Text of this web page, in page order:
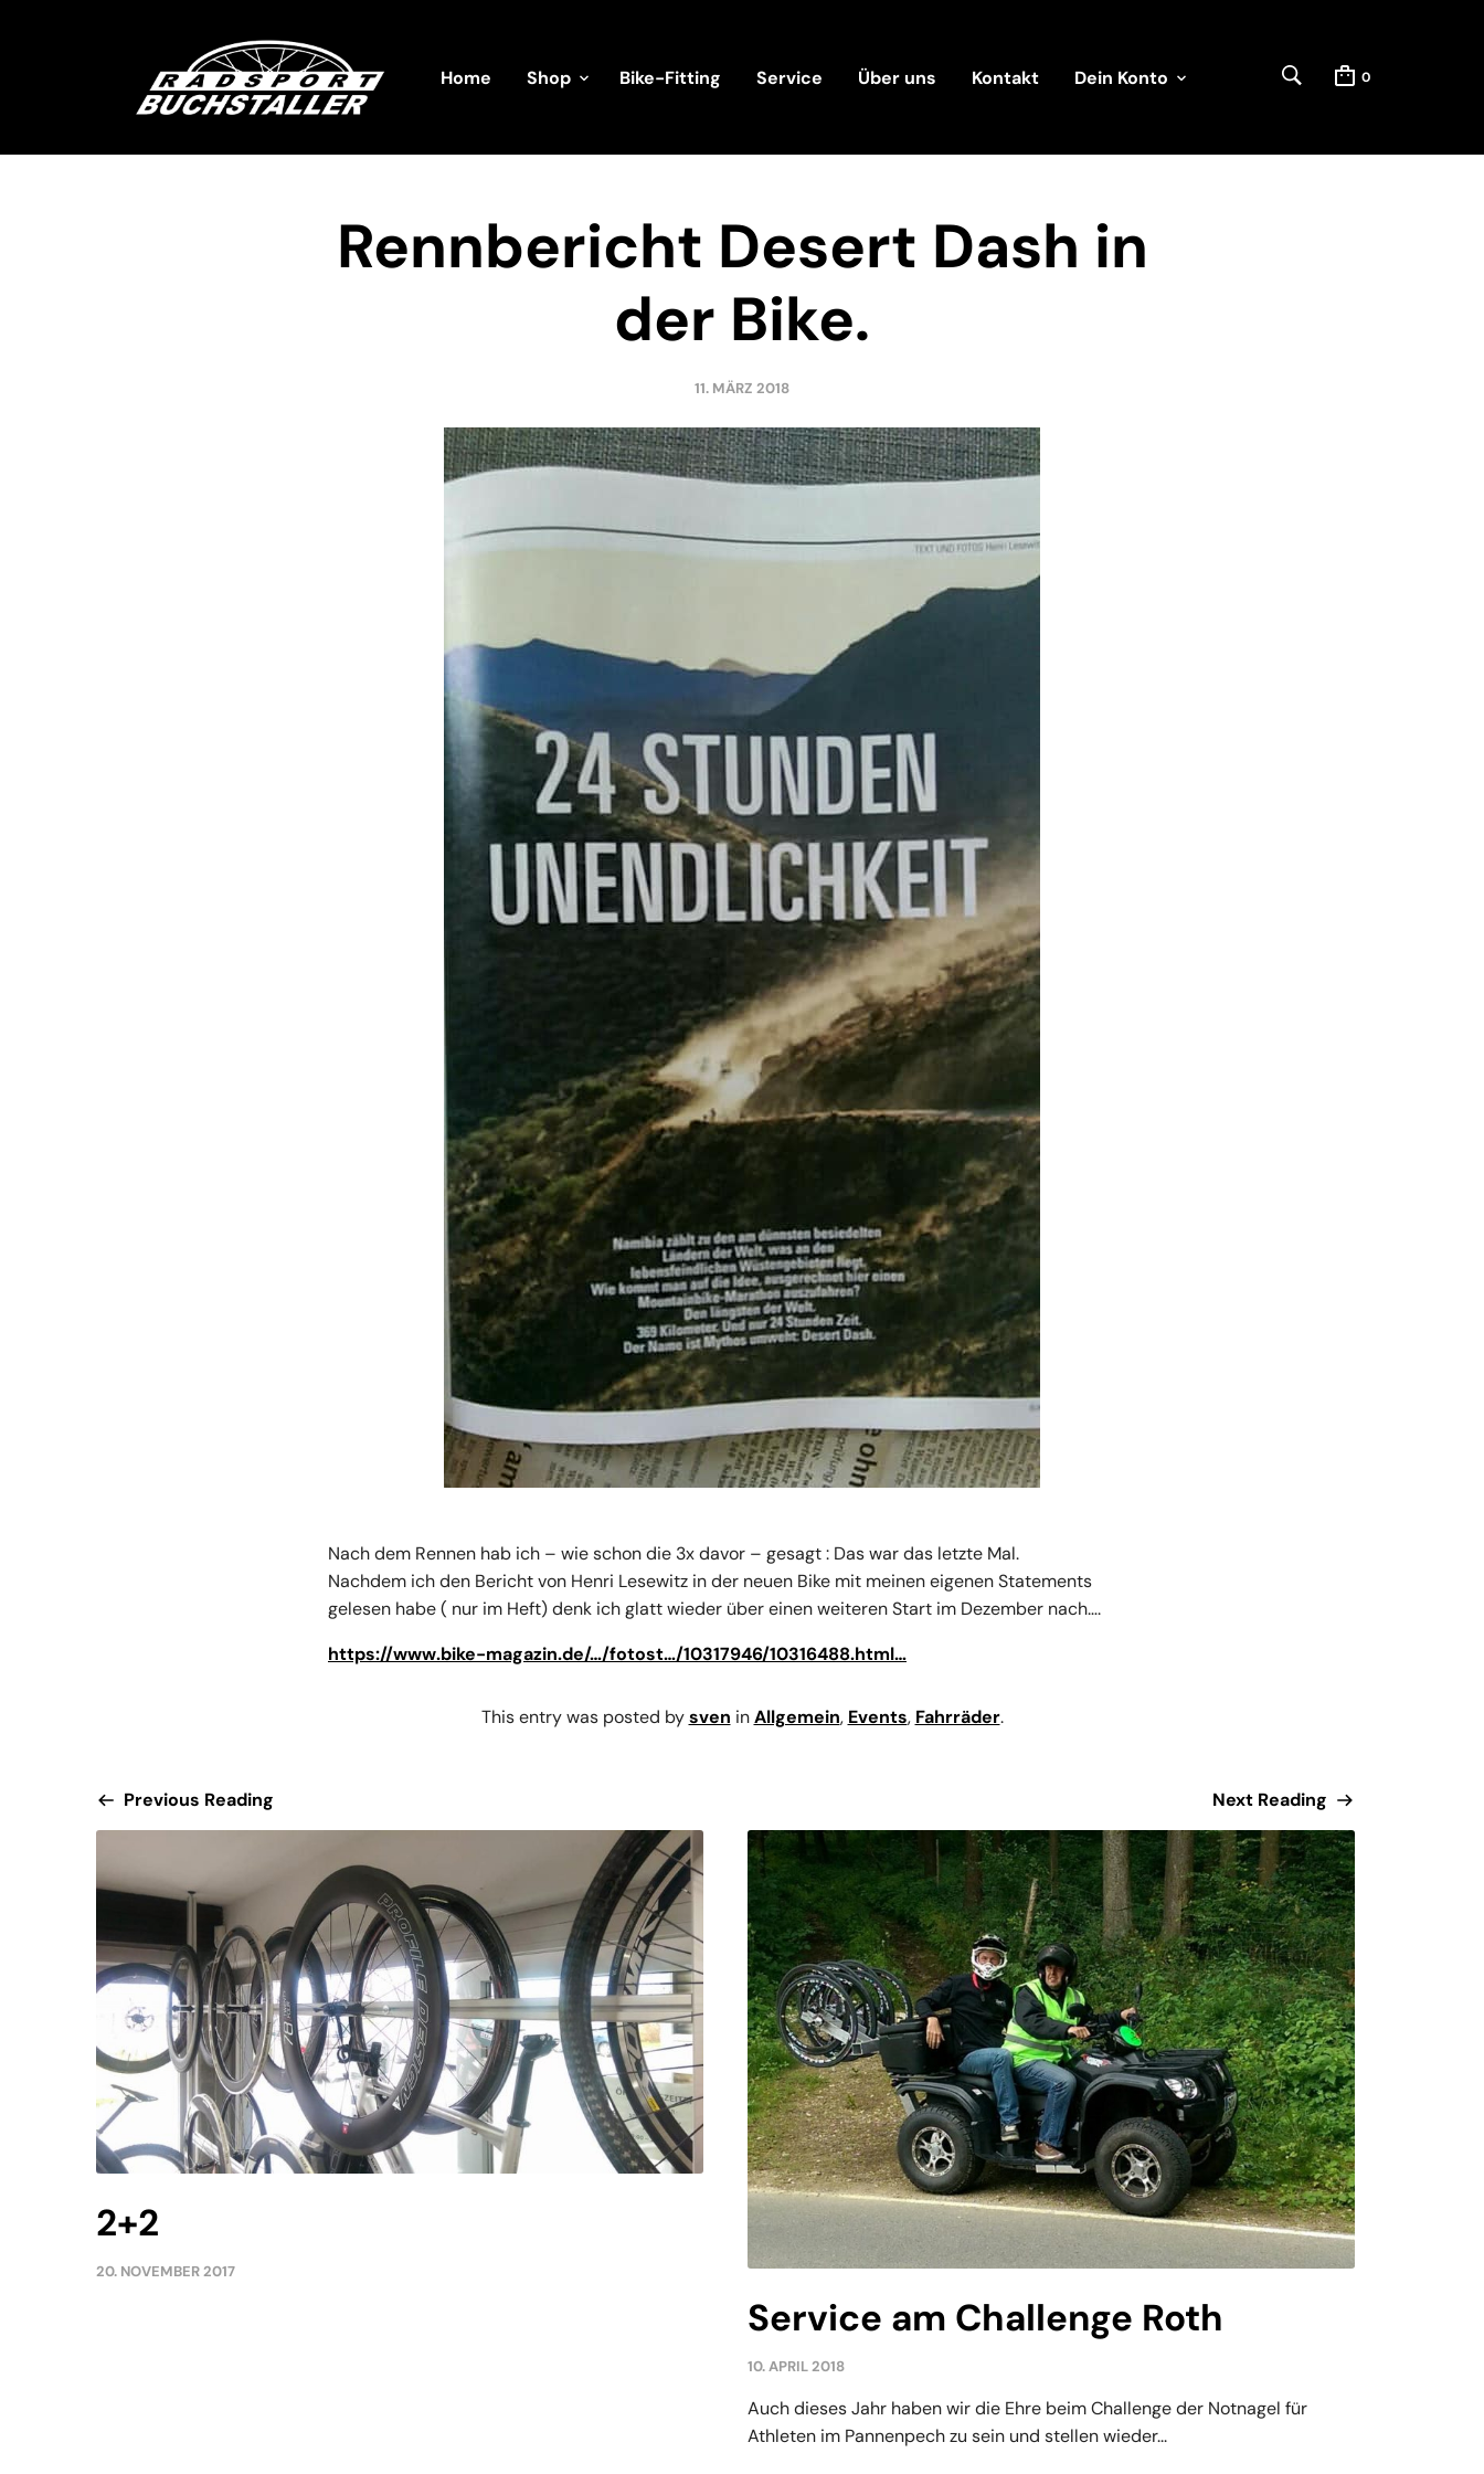
Home Shop Bike-Fitting Service Über uns Kontakt Dein Konto 0
Rennbericht Desert Dash in
der Bike.
11. MÄRZ 2018
Nach dem Rennen hab ich – wie schon die 3x davor – gesagt : Das war das letzte Mal.
Nachdem ich den Bericht von Henri Lesewitz in der neuen Bike mit meinen eigenen Statements
gelesen habe ( nur im Heft) denk ich glatt wieder über einen weiteren Start im Dezember nach….
https://www.bike-magazin.de/…/fotost…/10317946/10316488.html…
This entry was posted bysven inAllgemein, Events, Fahrräder.
Previous Reading
2+2
20. NOVEMBER 2017
Next Reading
Service am Challenge Roth
10. APRIL 2018
Auch dieses Jahr haben wir die Ehre beim Challenge der Notnagel für
Athleten im Pannenpech zu sein und stellen wieder...